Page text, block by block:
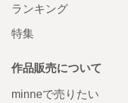
ランキング
特集
作品販売について
minneで売りたい